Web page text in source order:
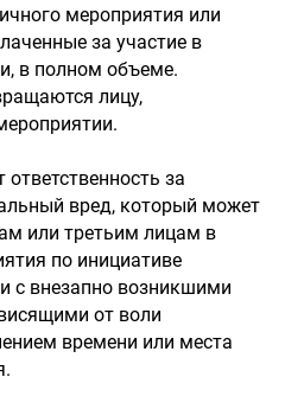
мероприятия или
за участие в
в полном объеме.
лицу,
ответственность за
вред, который может
или третьим лицам в
по инициативе
с внезапно возникшими
от воли
времени или места